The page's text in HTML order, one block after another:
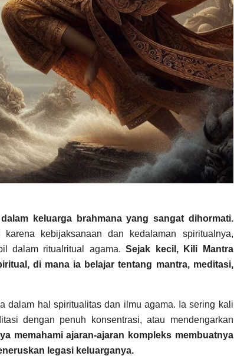
keluarga brahmana yang sangat dihormati.
kebijaksanaan dan kedalaman spiritualnya,
dalam ritualritual agama. Sejak kecil, Kili Mantra
di mana ia belajar tentang mantra, meditasi,
dalam hal spiritualitas dan ilmu agama. Ia sering kali
dengan penuh konsentrasi, atau mendengarkan
memahami ajaran-ajaran kompleks membuatnya
legasi keluarganya.